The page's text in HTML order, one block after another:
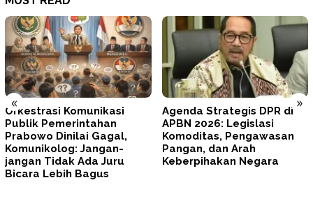
« »
Orkestrasi Komunikasi
Publik Pemerintahan
Prabowo Dinilai Gagal,
Komunikolog: Jangan-
jangan Tidak Ada Juru
Bicara Lebih Bagus
Agenda Strategis DPR di
APBN 2026: Legislasi
Komoditas, Pengawasan
Pangan, dan Arah
Keberpihakan Negara